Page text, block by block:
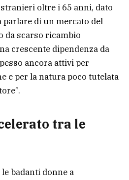
oltre i 65 anni, dato
parlare di un mercato del
da scarso ricambio
crescente dipendenza da
ancora attivi per
e per la natura poco tutelata
tra le
badanti donne a